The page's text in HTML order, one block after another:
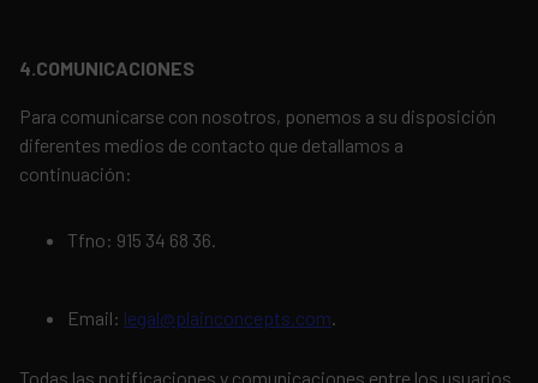
4.COMUNICACIONES
Para comunicarse con nosotros, ponemos a su disposición
diferentes medios de contacto que detallamos a
continuación:
Tfno: 915 34 68 36.
Email: legal@plainconcepts.com.
Todas las notificaciones y comunicaciones entre los usuarios